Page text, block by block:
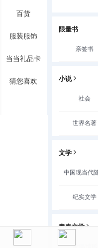
百货
服装服饰
当当礼品卡
猜您喜欢
限量书
亲签书
小说
社会
世界名著
文学
中国现当代
纪实文学
青春文学